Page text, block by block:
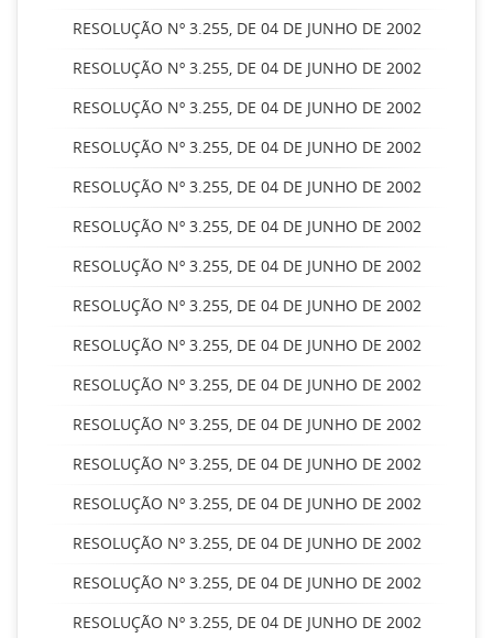
RESOLUÇÃO Nº 3.255, DE 04 DE JUNHO DE 2002
RESOLUÇÃO Nº 3.255, DE 04 DE JUNHO DE 2002
RESOLUÇÃO Nº 3.255, DE 04 DE JUNHO DE 2002
RESOLUÇÃO Nº 3.255, DE 04 DE JUNHO DE 2002
RESOLUÇÃO Nº 3.255, DE 04 DE JUNHO DE 2002
RESOLUÇÃO Nº 3.255, DE 04 DE JUNHO DE 2002
RESOLUÇÃO Nº 3.255, DE 04 DE JUNHO DE 2002
RESOLUÇÃO Nº 3.255, DE 04 DE JUNHO DE 2002
RESOLUÇÃO Nº 3.255, DE 04 DE JUNHO DE 2002
RESOLUÇÃO Nº 3.255, DE 04 DE JUNHO DE 2002
RESOLUÇÃO Nº 3.255, DE 04 DE JUNHO DE 2002
RESOLUÇÃO Nº 3.255, DE 04 DE JUNHO DE 2002
RESOLUÇÃO Nº 3.255, DE 04 DE JUNHO DE 2002
RESOLUÇÃO Nº 3.255, DE 04 DE JUNHO DE 2002
RESOLUÇÃO Nº 3.255, DE 04 DE JUNHO DE 2002
RESOLUÇÃO Nº 3.255, DE 04 DE JUNHO DE 2002